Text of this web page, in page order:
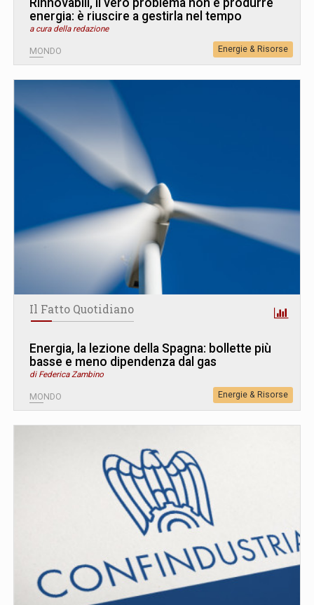
energia: è riuscire a gestirla nel tempo
a cura della redazione
MONDO Energie & Risorse
Il Fatto Quotidiano
Energia, la lezione della Spagna: bollette più
basse e meno dipendenza dal gas
di Federica Zambino
MONDO Energie & Risorse